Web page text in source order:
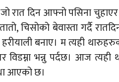
रात दिन आफ्नो पसिना
चिसोको बेवास्ता गर्दै
बनाए। म त्यही
विडम्ना भन्नु पर्दछ। आज
आएको छ।